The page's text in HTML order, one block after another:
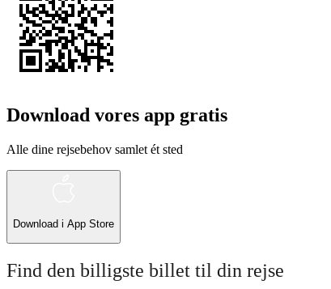
Download vores app gratis
Alle dine rejsebehov samlet ét sted
Download i App Store
Find den billigste billet til din rejse